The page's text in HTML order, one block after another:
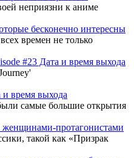
неприязни к аниме
бесконечно интересны
времен не только
#23 Дата и время выхода
и время выхода
самые большие открытия
протагонистами
такой как «Призрак